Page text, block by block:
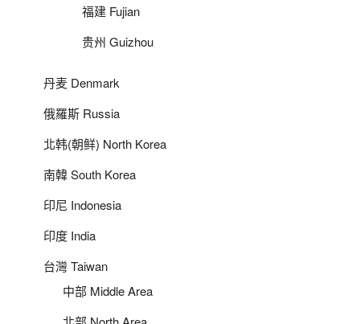
福建 Fujian
贵州 Guizhou
丹麦 Denmark
俄羅斯 Russia
北韩(朝鲜) North Korea
南韓 South Korea
印尼 Indonesia
印度 India
台灣 Taiwan
中部 Middle Area